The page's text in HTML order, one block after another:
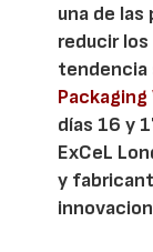
una de
reducir
tendencia
días 16 y
ExCeL
y